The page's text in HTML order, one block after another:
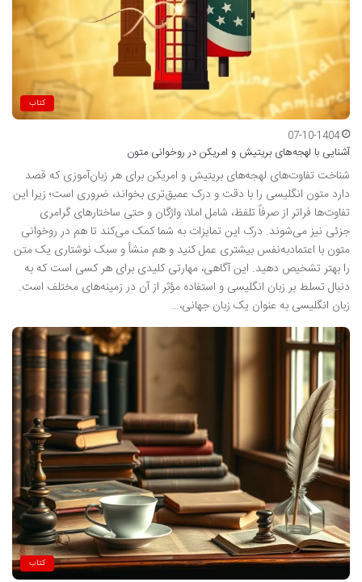
کتاب
07-10-1404
آشنایی با لهجه‌های بریتیش و امریکن در روخوانی متون
شناخت تفاوت‌های لهجه‌های بریتیش و امریکن برای هر زبان‌آموزی که قصد
دارد متون انگلیسی را با دقت و درک عمیق‌تری بخواند، ضروری است؛ زیرا این
تفاوت‌ها فراتر از صرفاً تلفظ، شامل املا، واژگان و حتی ساختارهای گرامری
جزئی نیز می‌شوند. درک این تمایزات به شما کمک می‌کند تا هم در روخوانی
متون با اعتمادبه‌نفس بیشتری عمل کنید و هم منشأ و سبک نوشتاری یک متن
را بهتر تشخیص دهید. این آگاهی، مهارتی کلیدی برای هر کسی است که به
دنبال تسلط بر زبان انگلیسی و استفاده مؤثر از آن در زمینه‌های مختلف است.
زبان انگلیسی به عنوان یک زبان جهانی،…
کتاب